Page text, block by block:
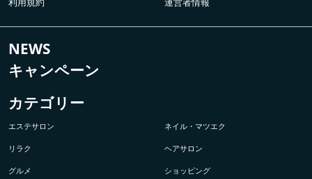
NEWS
キャンペーン
カテゴリー
エステサロン ネイル・マツエク
リラク ヘアサロン
グルメ ショッピング